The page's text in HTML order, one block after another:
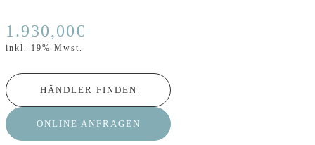
1.930,00€
inkl. 19% Mwst.
HÄNDLER FINDEN
ONLINE ANFRAGEN